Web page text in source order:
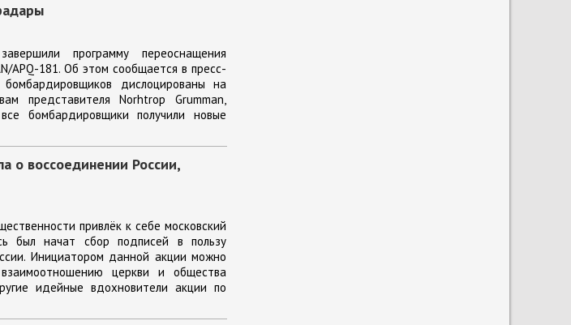
программу переоснащения
APQ-181. Об этом сообщается в пресс-
дислоцированы на
представителя Norhtrop Grumman,
бомбардировщики получили новые
о воссоединении России,
привлёк к себе московский
был начат сбор подписей в пользу
Инициатором данной акции можно
церкви и общества
идейные вдохновители акции по